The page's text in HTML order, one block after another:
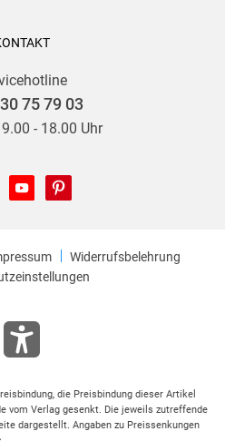
75 79 03
- 18.00 Uhr
Widerrufsbelehrung
die Preisbindung dieser Artikel
vom Verlag gesenkt. Die jeweils zutreffende
dargestellt. Angaben zu Preissenkungen